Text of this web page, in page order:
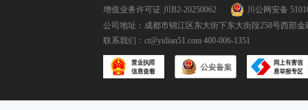
增值业务许可证 川B2-20250062
川公网安备
公司地址：成都市锦江区东大街下东大街段258号西部金
联系我们： ct@yidian51.com 400-006-1351